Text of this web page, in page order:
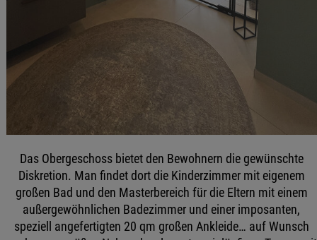
Das Obergeschoss bietet den Bewohnern die gewünschte
Diskretion. Man findet dort die Kinderzimmer mit eigenem
großen Bad und den Masterbereich für die Eltern mit einem
außergewöhnlichen Badezimmer und einer imposanten,
speziell angefertigten 20 qm großen Ankleide… auf Wunsch